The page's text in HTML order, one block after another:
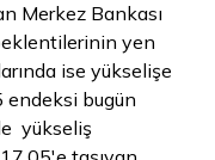
Merkez Bankası
yen
ise yükselişe
endeksi bugün
yükseliş